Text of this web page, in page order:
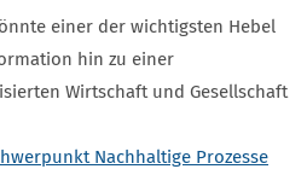
einer der wichtigsten Hebel
hin zu einer
Wirtschaft und Gesellschaft
Nachhaltige Prozesse